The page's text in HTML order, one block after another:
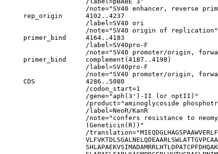
/note="SV40 enhancer, reverse
     rep_origin      4102..4237
                     /label=SV40 ori
                     /note="SV40 origin of replication"
     primer_bind     4164..4183
                     /label=SV40pro-F
/note="SV40 promoter/origin,
     primer_bind     complement(4187..4198)
                     /label=SV40pro-F
/note="SV40 promoter/origin,
     CDS             4286..5080
                     /codon_start=1
                     /gene="aph(3')-II (or nptII)"
/product="aminoglycoside
                     /label=NeoR/KanR
/note="confers resistance to
                     (Geneticin(R))"
/